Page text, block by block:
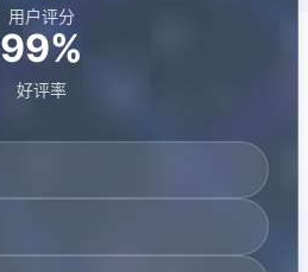
用户评分
99%
好评率